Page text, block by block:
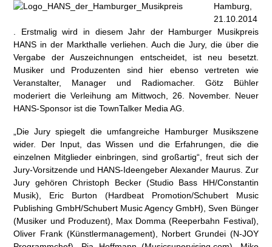
Hamburg,
21.10.2014
. Erstmalig wird in diesem Jahr der Hamburger Musikpreis
HANS in der Markthalle verliehen. Auch die Jury, die über die
Vergabe der Auszeichnungen entscheidet, ist neu besetzt.
Musiker und Produzenten sind hier ebenso vertreten wie
Veranstalter, Manager und Radiomacher. Götz Bühler
moderiert die Verleihung am Mittwoch, 26. November. Neuer
HANS-Sponsor ist die TownTalker Media AG.
„Die Jury spiegelt die umfangreiche Hamburger Musikszene
wider. Der Input, das Wissen und die Erfahrungen, die die
einzelnen Mitglieder einbringen, sind großartig“, freut sich der
Jury-Vorsitzende und HANS-Ideengeber Alexander Maurus. Zur
Jury gehören Christoph Becker (Studio Bass HH/Constantin
Musik), Eric Burton (Hardbeat Promotion/Schubert Music
Publishing GmbH/Schubert Music Agency GmbH), Sven Bünger
(Musiker und Produzent), Max Domma (Reeperbahn Festival),
Oliver Frank (Künstlermanagement), Norbert Grundei (N-JOY